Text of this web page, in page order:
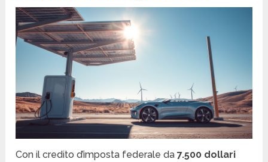
Con il credito d’imposta federale da7.500 dollari